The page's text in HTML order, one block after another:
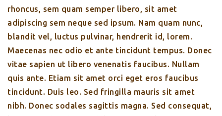
rhoncus, sem quam semper libero, sit amet
adipiscing sem neque sed ipsum. Nam quam nunc,
blandit vel, luctus pulvinar, hendrerit id, lorem.
Maecenas nec odio et ante tincidunt tempus. Donec
vitae sapien ut libero venenatis faucibus. Nullam
quis ante. Etiam sit amet orci eget eros faucibus
tincidunt. Duis leo. Sed fringilla mauris sit amet
nibh. Donec sodales sagittis magna. Sed consequat,